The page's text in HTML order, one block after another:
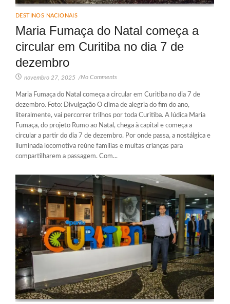
DESTINOS NACIONAIS
Maria Fumaça do Natal começa a
circular em Curitiba no dia 7 de
dezembro
novembro 27, 2025 /No Comments
Maria Fumaça do Natal começa a circular em Curitiba no dia 7 de
dezembro. Foto: Divulgação O clima de alegria do fim do ano,
literalmente, vai percorrer trilhos por toda Curitiba. A lúdica Maria
Fumaça, do projeto Rumo ao Natal, chega à capital e começa a
circular a partir do dia 7 de dezembro. Por onde passa, a nostálgica e
iluminada locomotiva reúne famílias e muitas crianças para
compartilharem a passagem. Com...